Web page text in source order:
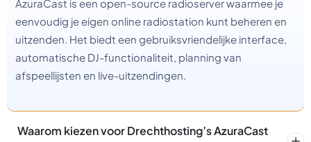
AzuraCast is een open-source radioserver waarmee je
eenvoudig je eigen online radiostation kunt beheren en
uitzenden. Het biedt een gebruiksvriendelijke interface,
automatische DJ-functionaliteit, planning van
afspeellijsten en live-uitzendingen.
Waarom kiezen voor Drechthosting’s AzuraCast